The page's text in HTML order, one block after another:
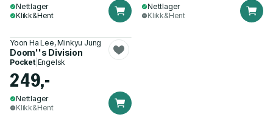
Nettlager
Klikk&Hent
Nettlager
Klikk&Hent
Yoon Ha Lee, Minkyu Jung
Doom''s Division
Pocket| Engelsk
249,-
Nettlager
Klikk&Hent